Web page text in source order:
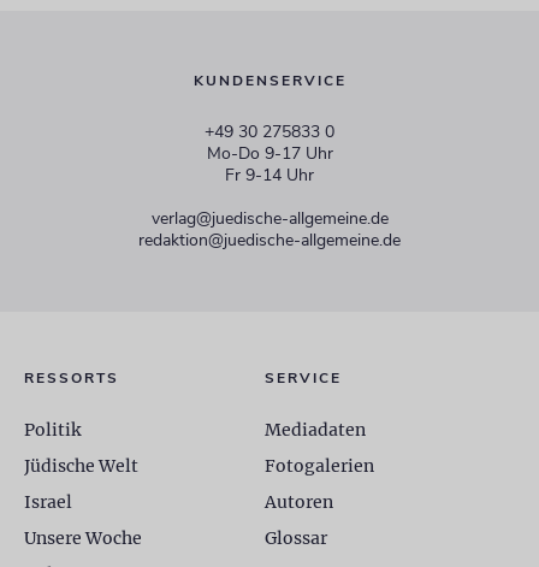
KUNDENSERVICE
+49 30 275833 0
Mo-Do 9-17 Uhr
Fr 9-14 Uhr
verlag@juedische-allgemeine.de
redaktion@juedische-allgemeine.de
RESSORTS
Politik
Jüdische Welt
Israel
Unsere Woche
SERVICE
Mediadaten
Fotogalerien
Autoren
Glossar